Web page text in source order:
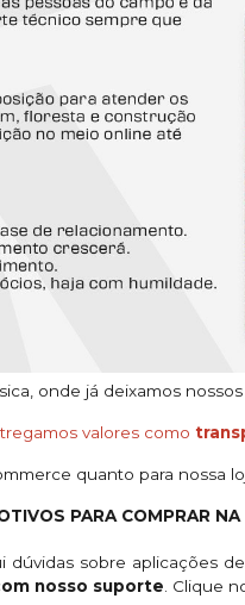
onde já deixamos
valores como
quanto para nossa
PARA COMPRAR NA
dúvidas sobre aplicações
nosso suporte . Clique